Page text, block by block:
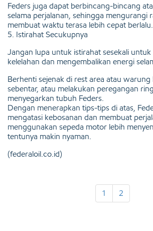
Feders juga dapat berbincang-bincang
selama perjalanan, sehingga mengurangi
membuat waktu terasa lebih cepat berlalu.
5. Istirahat Secukupnya
Jangan lupa untuk istirahat sesekali
kelelahan dan mengembalikan energi
Berhenti sejenak di rest area atau warung
sebentar, atau melakukan peregangan
menyegarkan tubuh Feders.
Dengan menerapkan tips-tips di atas,
mengatasi kebosanan dan membuat
menggunakan sepeda motor lebih
tentunya makin nyaman.
(federaloil.co.id)
1 2